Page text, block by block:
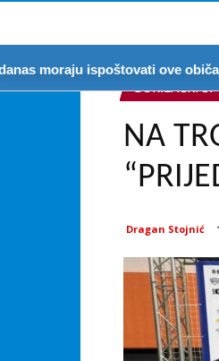
ispoštovati ove običaje
BORILAČKI
NA
Dragan Stojnić